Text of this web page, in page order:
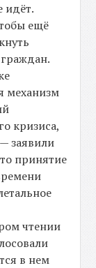
идёт.
ещё
механизм
кризиса,
заявили
принятие
чтении
в нем